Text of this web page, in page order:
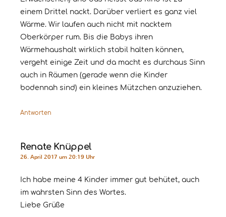
einem Drittel nackt. Darüber verliert es ganz viel
Wärme. Wir laufen auch nicht mit nacktem
Oberkörper rum. Bis die Babys ihren
Wärmehaushalt wirklich stabil halten können,
vergeht einige Zeit und da macht es durchaus Sinn
auch in Räumen (gerade wenn die Kinder
bodennah sind) ein kleines Mützchen anzuziehen.
Antworten
Renate Knüppel
26. April 2017 um 20:19 Uhr
Ich habe meine 4 Kinder immer gut behütet, auch
im wahrsten Sinn des Wortes.
Liebe Grüße